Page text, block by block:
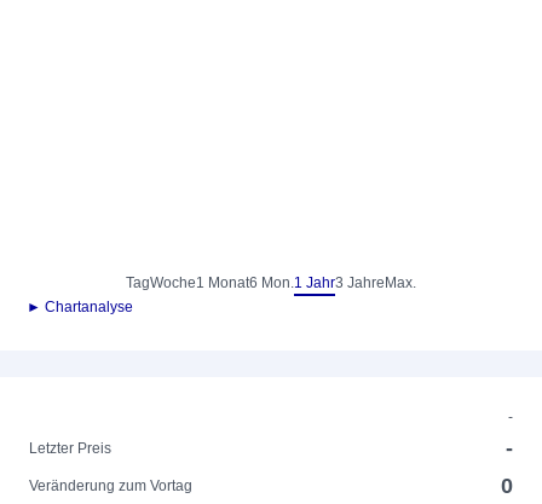
TagWoche1 Monat6 Mon.1 Jahr3 Jahre Max.
► Chartanalyse
-
Letzter Preis
-
Veränderung zum Vortag 0